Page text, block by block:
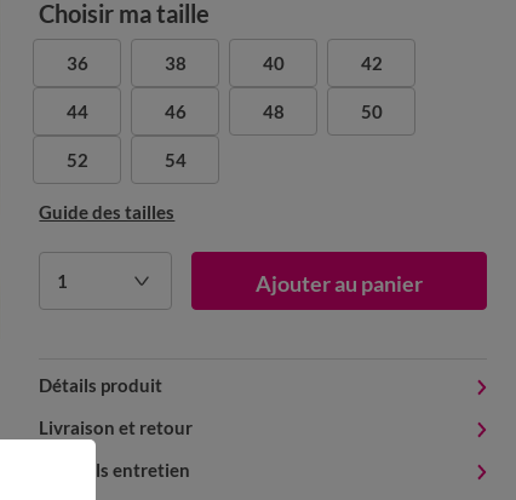
Choisir ma taille
36 38 40 42
44 46 48 50
52 54
Guide des tailles
1 Ajouter au panier
Détails produit
Livraison et retour
Conseils entretien